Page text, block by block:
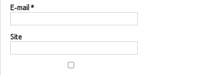
E-mail *
Site